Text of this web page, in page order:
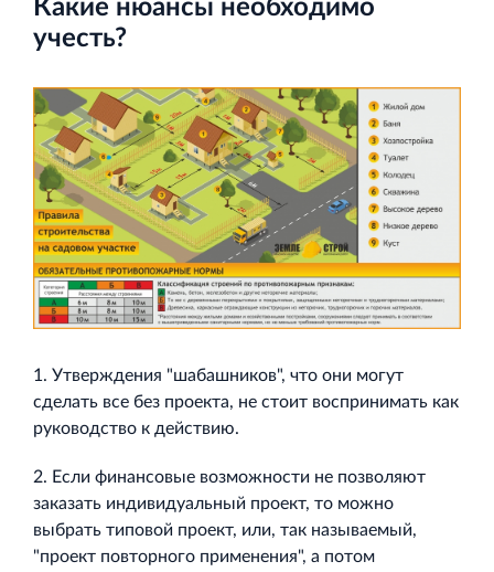
Испытательный комплекс ПКТИ
Многофункцинальный испытательный комплекс
Торгово-развлекательный центр Вернисаж в
Кингисеппе
Современный торговый комплекс в центре города
Кингисепп
Какие нюансы необходимо
учесть?
1. Утверждения "шабашников", что они могут
сделать все без проекта, не стоит воспринимать как
руководство к действию.
2. Если финансовые возможности не позволяют
заказать индивидуальный проект, то можно
выбрать типовой проект, или, так называемый,
"проект повторного применения", а потом